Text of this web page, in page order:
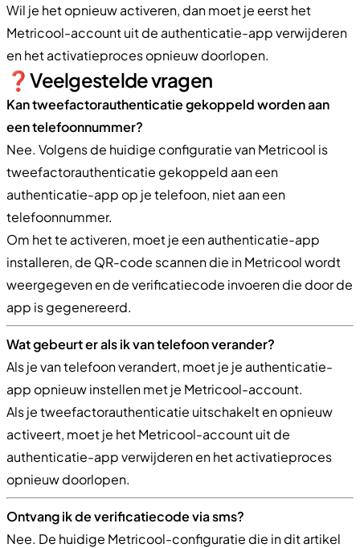
Wil je het opnieuw activeren, dan moet je eerst het
Metricool-account uit de authenticatie-app verwijderen
en het activatieproces opnieuw doorlopen.
❓​Veelgestelde vragen
Kan tweefactorauthenticatie gekoppeld worden aan
een telefoonnummer?
Nee. Volgens de huidige configuratie van Metricool is
tweefactorauthenticatie gekoppeld aan een
authenticatie-app op je telefoon, niet aan een
telefoonnummer.
Om het te activeren, moet je een authenticatie-app
installeren, de QR-code scannen die in Metricool wordt
weergegeven en de verificatiecode invoeren die door de
app is gegenereerd.
Wat gebeurt er als ik van telefoon verander?
Als je van telefoon verandert, moet je je authenticatie-
app opnieuw instellen met je Metricool-account.
Als je tweefactorauthenticatie uitschakelt en opnieuw
activeert, moet je het Metricool-account uit de
authenticatie-app verwijderen en het activatieproces
opnieuw doorlopen.
Ontvang ik de verificatiecode via sms?
Nee. De huidige Metricool-configuratie die in dit artikel